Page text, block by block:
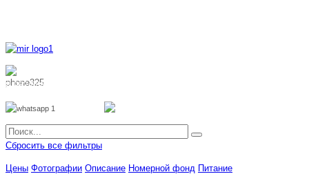
8 962 888 51 55
Сбросить все фильтры
Цены Фотографии Описание Номерной фонд Питание